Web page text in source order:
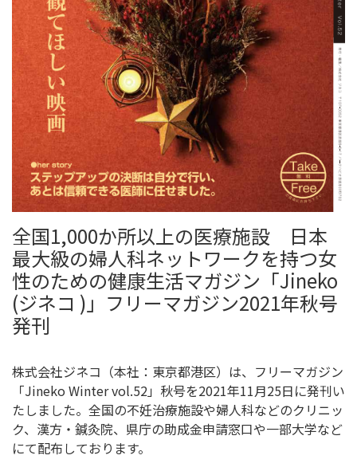
全国1,000か所以上の医療施設 日本
最大級の婦人科ネットワークを持つ女
性のための健康生活マガジン「Jineko
(ジネコ )」フリーマガジン2021年秋号
発刊
株式会社ジネコ（本社：東京都港区）は、フリーマガジン
「Jineko Winter vol.52」秋号を2021年11月25日に発刊い
たしました。全国の不妊治療施設や婦人科などのクリニッ
ク、漢方・鍼灸院、県庁の助成金申請窓口や一部大学など
にて配布しております。